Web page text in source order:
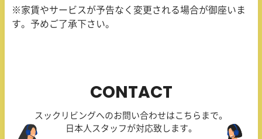
※家賃やサービスが予告なく変更される場合が御座いま
す。予めご了承下さい。
CONTACT
スックリビングへのお問い合わせはこちらまで。
日本人スタッフが対応致します。